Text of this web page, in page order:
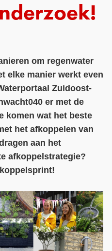
om regenwater
elke manier werkt even
Zuidoost-
er met de
komen wat het beste
het afkoppelen van
aan het
afkoppelstrategie?
Contact
Over ons
LIFE-IP Klimaatadaptatie
Weerbaar Dommelland